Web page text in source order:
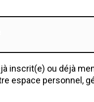
inscrit(e) ou déjà
espace personnel,